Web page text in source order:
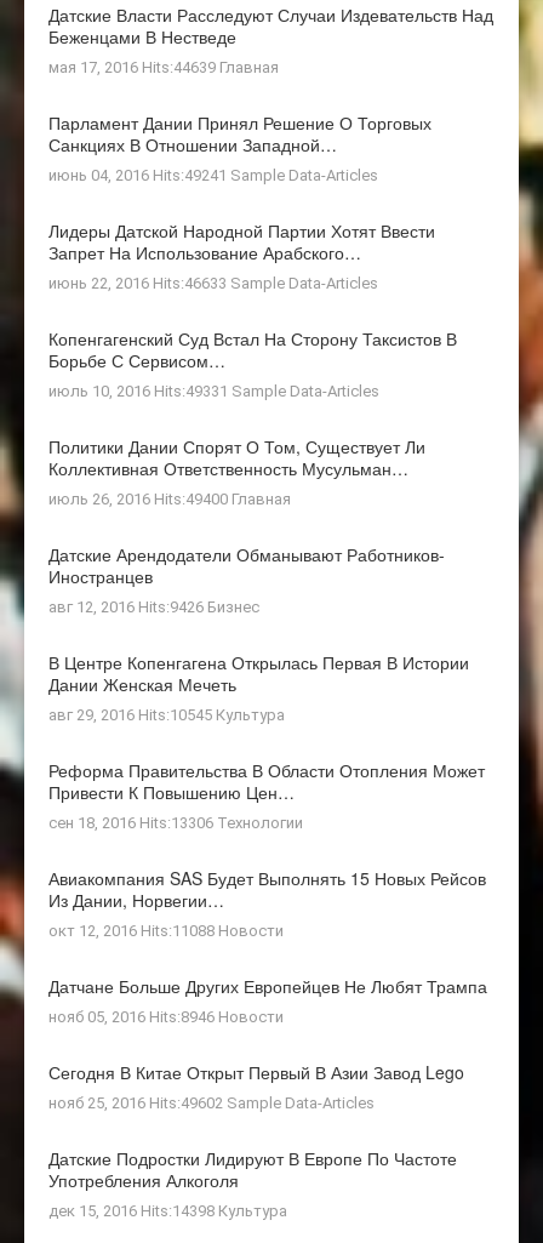
Датские Власти Расследуют Случаи Издевательств Над
Беженцами В Нестведе
мая 17, 2016 Hits:44639 Главная
Парламент Дании Принял Решение О Торговых
Санкциях В Отношении Западной…
июнь 04, 2016 Hits:49241 Sample Data-Articles
Лидеры Датской Народной Партии Хотят Ввести
Запрет На Использование Арабского…
июнь 22, 2016 Hits:46633 Sample Data-Articles
Копенгагенский Суд Встал На Сторону Таксистов В
Борьбе С Сервисом…
июль 10, 2016 Hits:49331 Sample Data-Articles
Политики Дании Спорят О Том, Существует Ли
Коллективная Ответственность Мусульман…
июль 26, 2016 Hits:49400 Главная
Датские Арендодатели Обманывают Работников-
Иностранцев
авг 12, 2016 Hits:9426 Бизнес
В Центре Копенгагена Открылась Первая В Истории
Дании Женская Мечеть
авг 29, 2016 Hits:10545 Культура
Реформа Правительства В Области Отопления Может
Привести К Повышению Цен…
сен 18, 2016 Hits:13306 Технологии
Авиакомпания SAS Будет Выполнять 15 Новых Рейсов
Из Дании, Норвегии…
окт 12, 2016 Hits:11088 Новости
Датчане Больше Других Европейцев Не Любят Трампа
нояб 05, 2016 Hits:8946 Новости
Сегодня В Китае Открыт Первый В Азии Завод Lego
нояб 25, 2016 Hits:49602 Sample Data-Articles
Датские Подростки Лидируют В Европе По Частоте
Употребления Алкоголя
дек 15, 2016 Hits:14398 Культура